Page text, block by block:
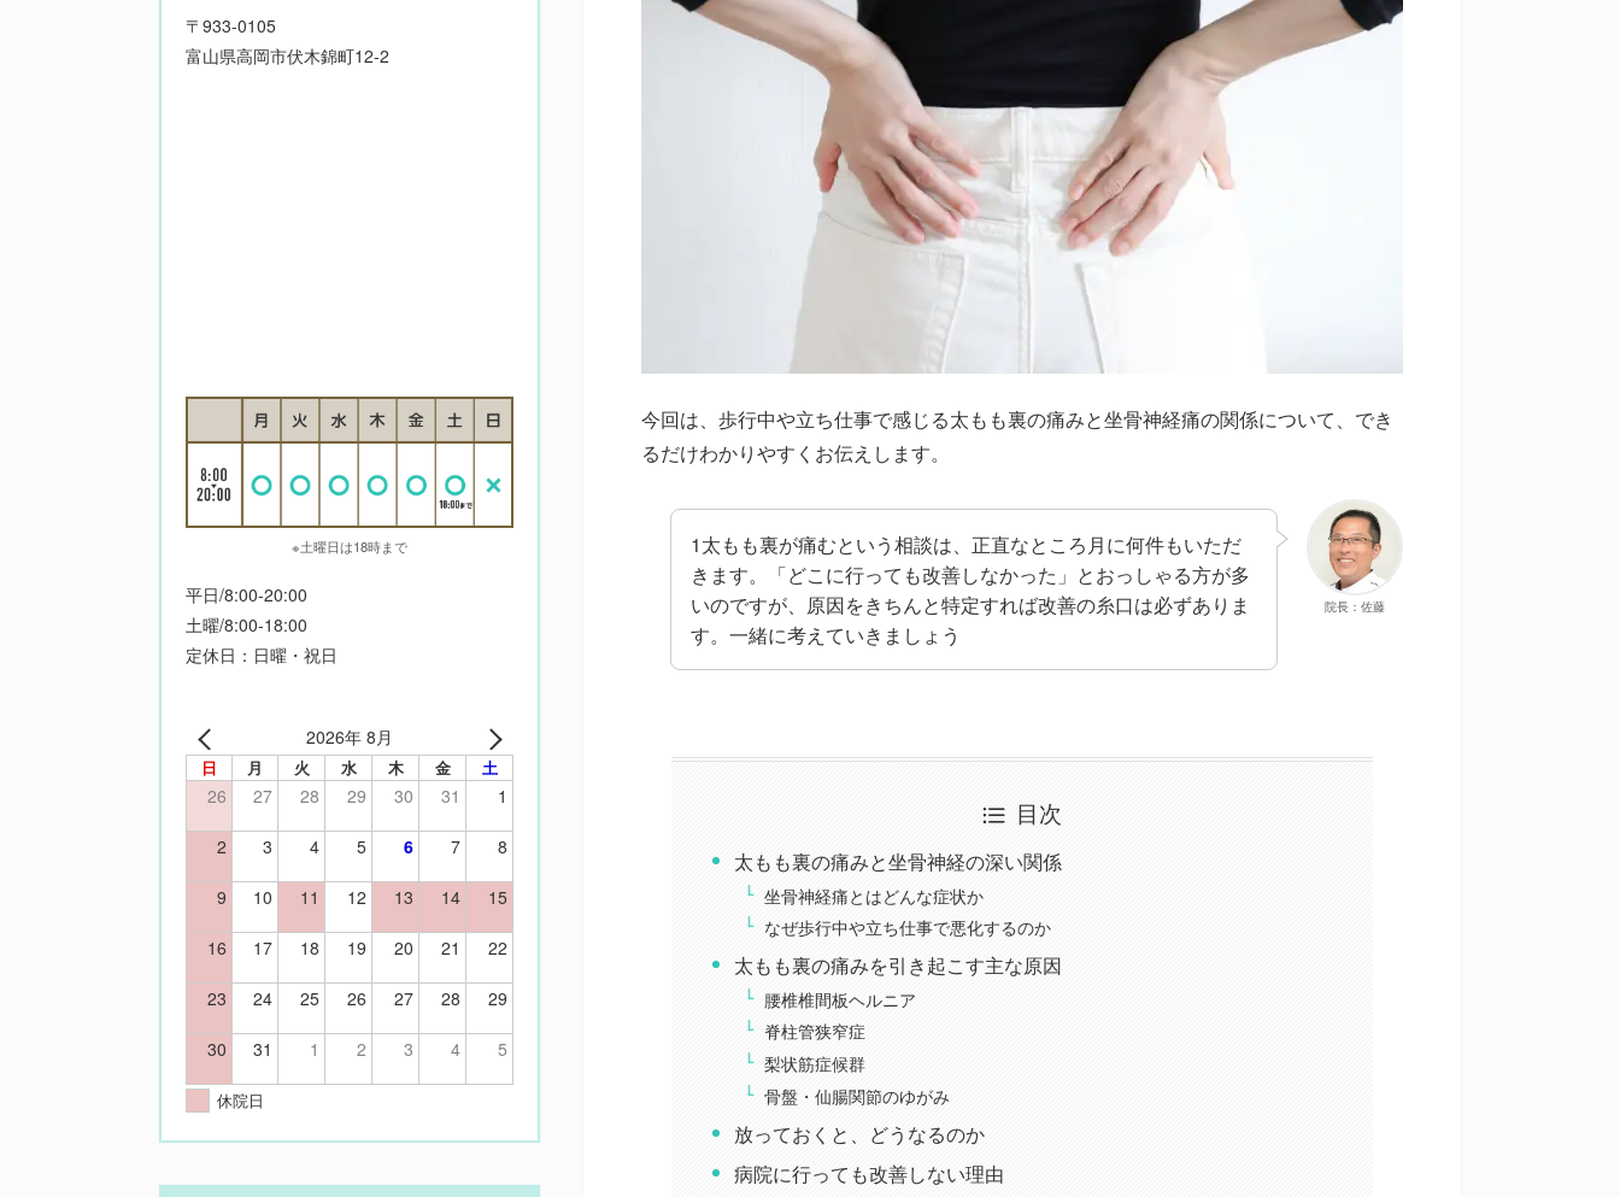
今回は、歩行中や立ち仕事で感じる太もも裏の痛みと坐骨神経痛の関係について、でき
るだけわかりやすくお伝えします。
院長：佐藤
1太もも裏が痛むという相談は、正直なところ月に何件もいただ
きます。「どこに行っても改善しなかった」とおっしゃる方が多
いのですが、原因をきちんと特定すれば改善の糸口は必ずありま
す。一緒に考えていきましょう
目次
太もも裏の痛みと坐骨神経の深い関係
坐骨神経痛とはどんな症状か
なぜ歩行中や立ち仕事で悪化するのか
太もも裏の痛みを引き起こす主な原因
腰椎椎間板ヘルニア
脊柱管狭窄症
梨状筋症候群
骨盤・仙腸関節のゆがみ
放っておくと、どうなるのか
病院に行っても改善しない理由
〒933-0105
富山県高岡市伏木錦町12-2
※土曜日は18時まで
平日/8:00-20:00
土曜/8:00-18:00
定休日：日曜・祝日
2026年 8月
日 月 火 水 木 金 土
26 27 28 29 30 31 1
2 3 4 5 6 7 8
9 10 11 12 13 14 15
16 17 18 19 20 21 22
23 24 25 26 27 28 29
30 31 1 2 3 4 5
休院日